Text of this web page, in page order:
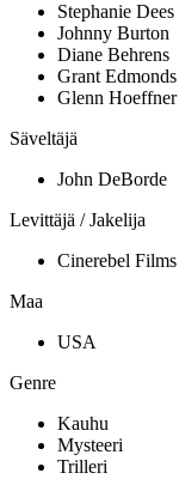
Stephanie Dees
Johnny Burton
Diane Behrens
Grant Edmonds
Glenn Hoeffner
Säveltäjä
John DeBorde
Levittäjä / Jakelija
Cinerebel Films
Maa
USA
Genre
Kauhu
Mysteeri
Trilleri